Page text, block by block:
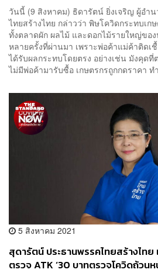
วันนี้ (9 สิงหาคม) ธิดารัตน์ ยิ่งเจริญ ผู้อำ
ไทยสร้างไทย กล่าวว่า พิษโควิดกระทบเก
ทั้งตลาดผัก ผลไม้ และดอกไม้รายใหญ่ขอ
หลายครั้งที่ผ่านมา เพราะพ่อค้าแม่ค้าติดเ
ได้รับผลกระทบโดยตรง อย่างเช่น มังคุด
ไม่มีพ่อค้ามารับซื้อ เกษตรกรถูกกดราคา ท
5 สิงหาคม 2021
สุดารัตน์ ประธานพรรคไทยสร้างไท
ตรวจ ATK ‘30 บาทตรวจโควิดถ้วนห